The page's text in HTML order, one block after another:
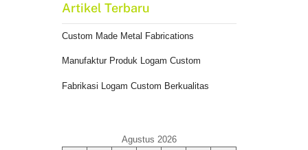
Artikel Terbaru
Custom Made Metal Fabrications
Manufaktur Produk Logam Custom
Fabrikasi Logam Custom Berkualitas
Agustus 2026